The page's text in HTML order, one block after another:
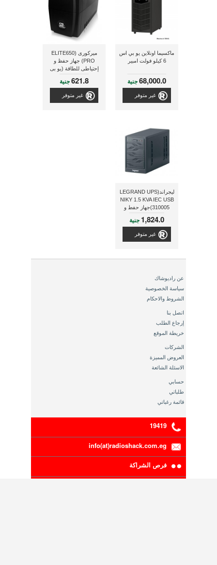
ماكسيما اونلاين يو بي اس
6 كيلو فولت امبير
68,000.0جنية
غير متوفر
ميركورى (ELITE650
PRO) جهاز حفظ و
إحتياطى للطاقة (يو بى
إس)
621.8جنية
غير متوفر
ليجراند(LEGRAND UPS
NIKY 1.5 KVA IEC USB
310005)جهاز حفط و
إحتياطى للطاقة(يو بى
إس)
1,824.0 جنية
غير متوفر
عن راديوشاك
سياسة الخصوصية
الشروط والاحكام
اتصل بنا
إرجاع الطلب
خريطة الموقع
الشركات
العروض المميزة
الاسئلة الشائعة
حسابي
طلباتي
قائمة رغباتي
19419
info(at)radioshack.com.eg
فرص الشراكة